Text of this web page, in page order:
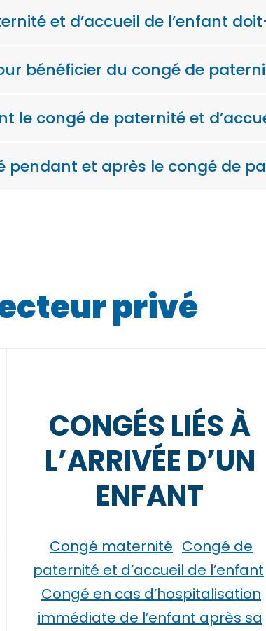
et d’accueil de l’enfant
bénéficier du congé de
le congé de paternité et
et après le congé de
privé
CONGÉS LIÉS À
L’ARRIVÉE D’UN
ENFANT
Congé maternité Congé de
paternité et d’accueil de l’enfant
Congé en cas d’hospitalisation
immédiate de l’enfant après sa